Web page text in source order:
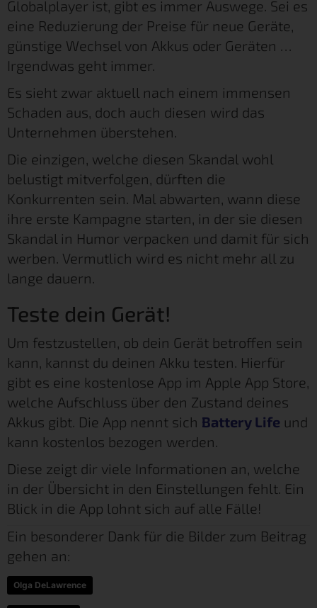
Globalplayer ist, gibt es immer Auswege. Sei es
eine Reduzierung der Preise für neue Geräte,
günstige Wechsel von Akkus oder Geräten …
Irgendwas geht immer.
Es sieht zwar aktuell nach einem immensen
Schaden aus, doch auch diesen wird das
Unternehmen überstehen.
Die einzigen, welche diesen Skandal wohl
belustigt mitverfolgen, dürften die
Konkurrenten sein. Mal abwarten, wann diese
ihre erste Kampagne starten, in der sie diesen
Skandal in Humor verpacken und damit für sich
werben. Vermutlich wird es nicht mehr all zu
lange dauern.
Teste dein Gerät!
Um festzustellen, ob dein Gerät betroffen sein
kann, kannst du deinen Akku testen. Hierfür
gibt es eine kostenlose App im Apple App Store,
welche Aufschluss über den Zustand deines
Akkus gibt. Die App nennt sich Battery Life und
kann kostenlos bezogen werden.
Diese zeigt dir viele Informationen an, welche
in der Übersicht in den Einstellungen fehlt. Ein
Blick in die App lohnt sich auf alle Fälle!
Ein besonderer Dank für die Bilder zum Beitrag
gehen an:
Olga DeLawrence